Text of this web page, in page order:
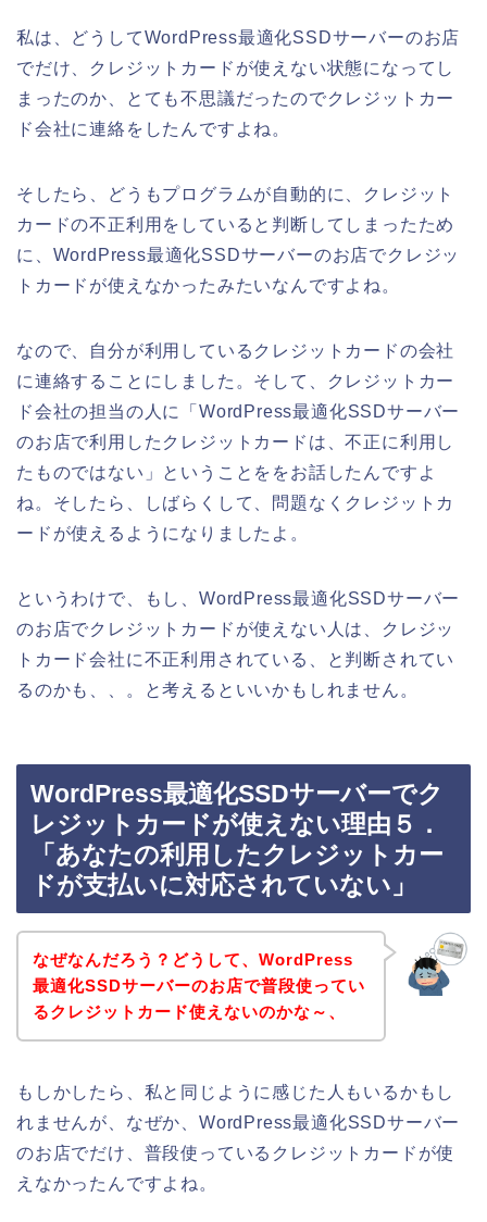
私は、どうしてWordPress最適化SSDサーバーのお店
でだけ、クレジットカードが使えない状態になってし
まったのか、とても不思議だったのでクレジットカー
ド会社に連絡をしたんですよね。
そしたら、どうもプログラムが自動的に、クレジット
カードの不正利用をしていると判断してしまったため
に、WordPress最適化SSDサーバーのお店でクレジッ
トカードが使えなかったみたいなんですよね。
なので、自分が利用しているクレジットカードの会社
に連絡することにしました。そして、クレジットカー
ド会社の担当の人に「WordPress最適化SSDサーバー
のお店で利用したクレジットカードは、不正に利用し
たものではない」ということををお話したんですよ
ね。そしたら、しばらくして、問題なくクレジットカ
ードが使えるようになりましたよ。
というわけで、もし、WordPress最適化SSDサーバー
のお店でクレジットカードが使えない人は、クレジッ
トカード会社に不正利用されている、と判断されてい
るのかも、、。と考えるといいかもしれません。
WordPress最適化SSDサーバーでク
レジットカードが使えない理由５．
「あなたの利用したクレジットカー
ドが支払いに対応されていない」
なぜなんだろう？どうして、WordPress
最適化SSDサーバーのお店で普段使ってい
るクレジットカード使えないのかな～、
もしかしたら、私と同じように感じた人もいるかもし
れませんが、なぜか、WordPress最適化SSDサーバー
のお店でだけ、普段使っているクレジットカードが使
えなかったんですよね。